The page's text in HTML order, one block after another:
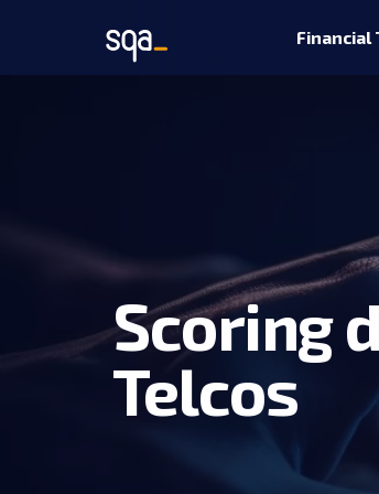
Financial
Scoring
Telcos